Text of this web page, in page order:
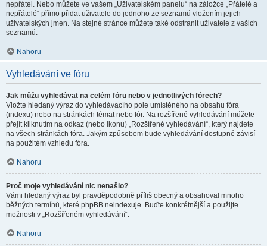
nepřátel. Nebo můžete ve vašem „Uživatelském panelu“ na záložce „Přátelé a
nepřátelé“ přímo přidat uživatele do jednoho ze seznamů vložením jejich
uživatelských jmen. Na stejné stránce můžete také odstranit uživatele z vašich
seznamů.
Nahoru
Vyhledávání ve fóru
Jak můžu vyhledávat na celém fóru nebo v jednotlivých fórech?
Vložte hledaný výraz do vyhledávacího pole umístěného na obsahu fóra
(indexu) nebo na stránkách témat nebo fór. Na rozšířené vyhledávání můžete
přejít kliknutím na odkaz (nebo ikonu) „Rozšířené vyhledávání“, který najdete
na všech stránkách fóra. Jakým způsobem bude vyhledávání dostupné závisí
na použitém vzhledu fóra.
Nahoru
Proč moje vyhledávání nic nenašlo?
Vámi hledaný výraz byl pravděpodobně příliš obecný a obsahoval mnoho
běžných termínů, které phpBB neindexuje. Buďte konkrétnější a použijte
možnosti v „Rozšířeném vyhledávání“.
Nahoru